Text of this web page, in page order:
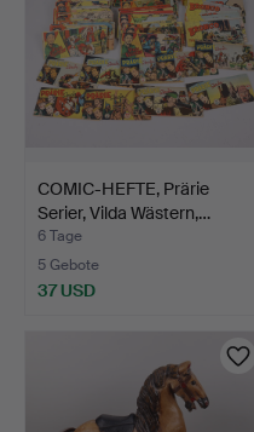
COMIC-HEFTE, Prärie
Serier, Vilda Wästern,…
6 Tage
5 Gebote
37 USD